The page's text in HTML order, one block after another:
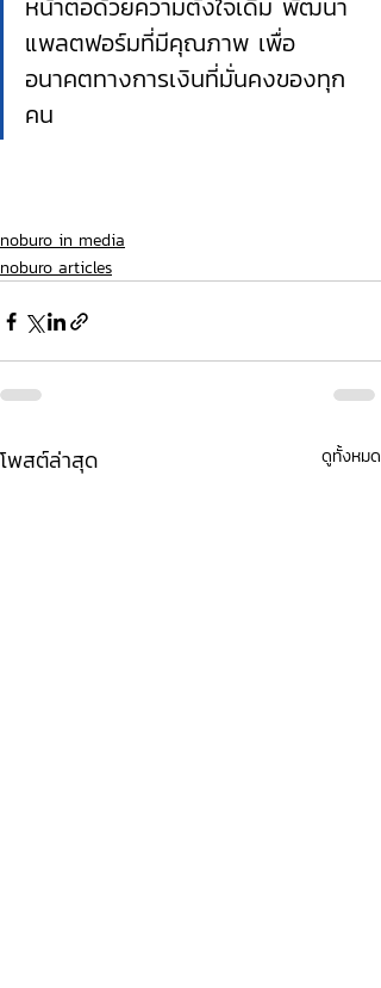
หน้าต่อด้วยความตั้งใจเดิม พัฒนา
แพลตฟอร์มที่มีคุณภาพ เพื่อ
อนาคตทางการเงินที่มั่นคงของทุก
คน
noburo in media
noburo articles
โพสต์ล่าสุด ดูทั้งหมด